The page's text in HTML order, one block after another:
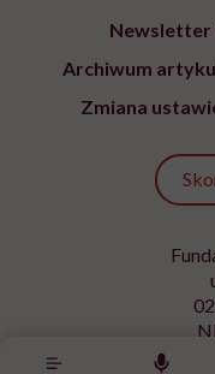
Newsletter
Archiwum
Zmiana